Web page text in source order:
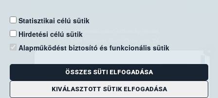
Statisztikai célú sütik
Hirdetési célú sütik
Alapműködést biztosító és funkcionális sütik
ÖSSZES SÜTI ELFOGADÁSA
KIVÁLASZTOTT SÜTIK ELFOGADÁSA
Nemzeti Élelmiszerlánc-biztonsági Hivatal
Levelezési cím: 1525 Budapest. Pf. 30.
E-mail:ugyfelszolgalat@nebih.gov.hu
Zöld szám: 06-80/263-244
Telefon: 06-1/ 336-9000